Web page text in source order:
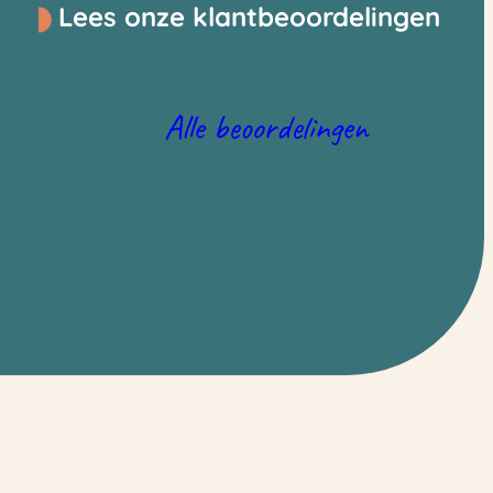
Lees onze klantbeoordelingen
Alle beoordelingen